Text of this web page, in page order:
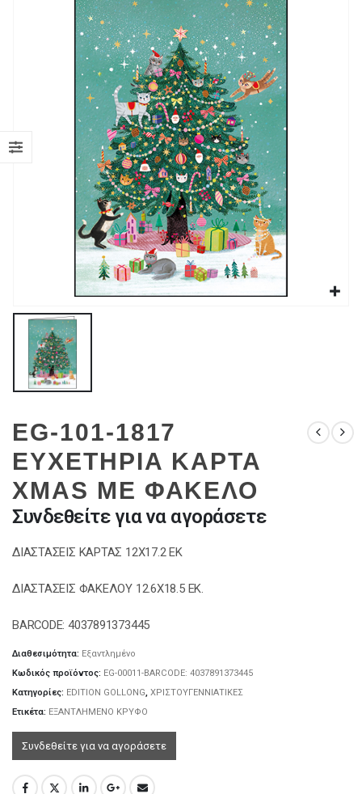
EG-101-1817
ΕΥΧΕΤΗΡΙΑ ΚΑΡΤΑ
XMAS ΜΕ ΦΑΚΕΛΟ
Συνδεθείτε για να αγοράσετε
ΔΙΑΣΤΑΣΕΙΣ ΚΑΡΤΑΣ 12Χ17.2 ΕΚ
ΔΙΑΣΤΑΣΕΙΣ ΦΑΚΕΛΟΥ 12.6Χ18.5 ΕΚ.
BARCODE: 4037891373445
Διαθεσιμότητα: Εξαντλημένο
Κωδικός προϊόντος: EG-00011-BARCODE: 4037891373445
Κατηγορίες: EDITION GOLLONG, ΧΡΙΣΤΟΥΓΕΝΝΙΑΤΙΚΕΣ
Ετικέτα: ΕΞΑΝΤΛΗΜΕΝΟ ΚΡΥΦΟ
Συνδεθείτε για να αγοράσετε